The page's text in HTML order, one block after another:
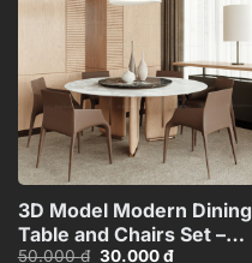
Add to
3D Model Modern Dining
Table and Chairs Set –
50.000₫ Giá
30.000₫Giá